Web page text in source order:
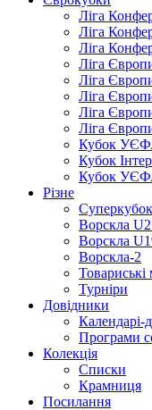
Ліга
Ліга
Ліга
Ліга
Ліга
Ліга
Ліга
Ліга
Кубок
Кубок
Кубок
Різне
Ворскла
Ворскла
Ворскла-2
Товариські
Турніри
Довідники
Календарі-
Програми
Колекція
Списки
Крамниця
Посилання